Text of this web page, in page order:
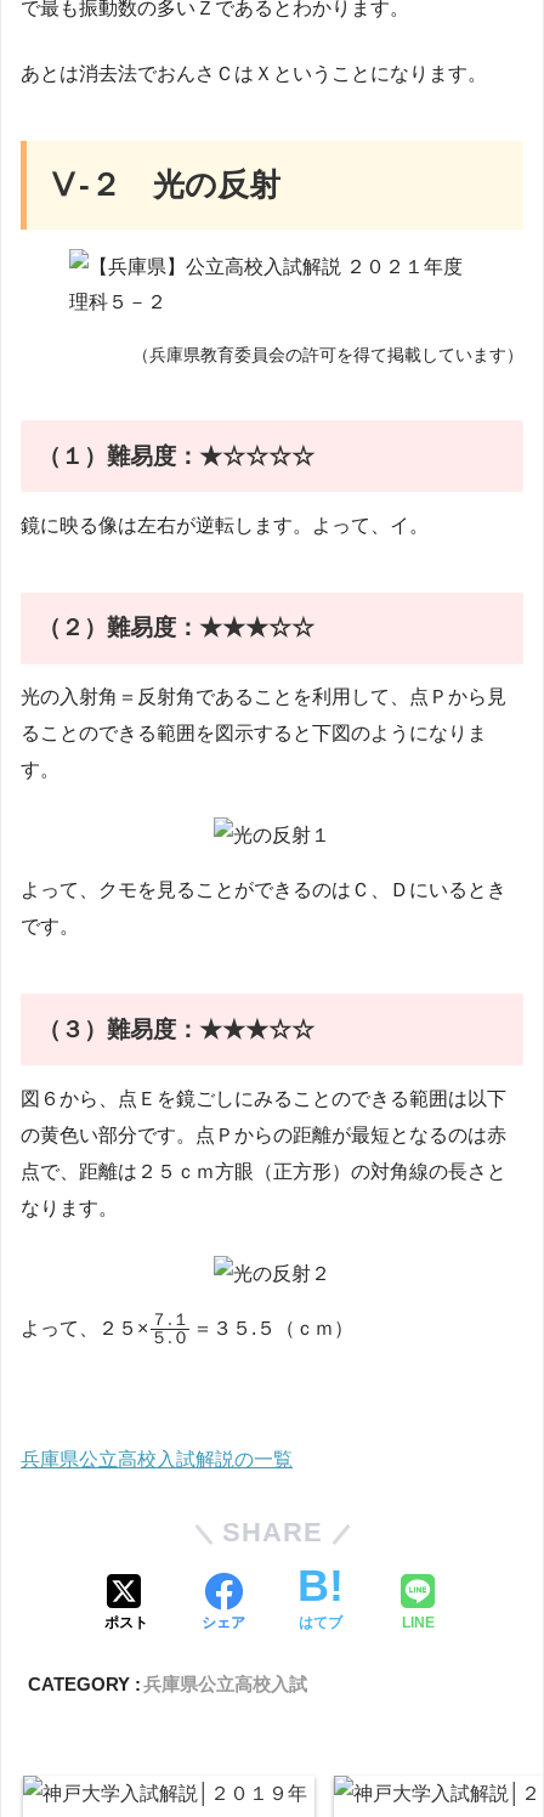
で最も振動数の多いＺであるとわかります。
あとは消去法でおんさＣはＸということになります。
Ⅴ-２ 光の反射
（兵庫県教育委員会の許可を得て掲載しています）
（１）難易度：★☆☆☆☆
鏡に映る像は左右が逆転します。よって、イ。
（２）難易度：★★★☆☆
光の入射角＝反射角であることを利用して、点Ｐから見
ることのできる範囲を図示すると下図のようになりま
す。
よって、クモを見ることができるのはＣ、Ｄにいるとき
です。
（３）難易度：★★★☆☆
図６から、点Ｅを鏡ごしにみることのできる範囲は以下
の黄色い部分です。点Ｐからの距離が最短となるのは赤
点で、距離は２５ｃｍ方眼（正方形）の対角線の長さと
なります。
よって、２５×\frac{７.
１}{５.
５ . ０
７ . １ ＝３５.５（ｃｍ）
兵庫県公立高校入試解説の一覧
SHARE
ポスト シェア はてブ LINE
CATEGORY :兵庫県公立高校入試